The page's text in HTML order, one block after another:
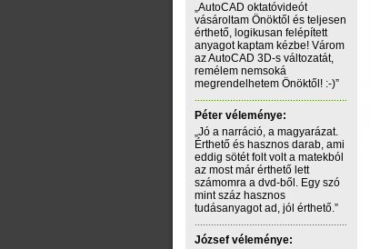
„AutoCAD oktatóvideót
vásároltam Önöktől és teljesen
érthető, logikusan felépített
anyagot kaptam kézbe! Várom
az AutoCAD 3D-s változatát,
remélem nemsoká
megrendelhetem Önöktől! :-)”
Péter véleménye:
„Jó a narráció, a magyarázat.
Érthető és hasznos darab, ami
eddig sötét folt volt a matekból
az most már érthető lett
számomra a dvd-ből. Egy szó
mint száz hasznos
tudásanyagot ad, jól érthető.”
József véleménye: